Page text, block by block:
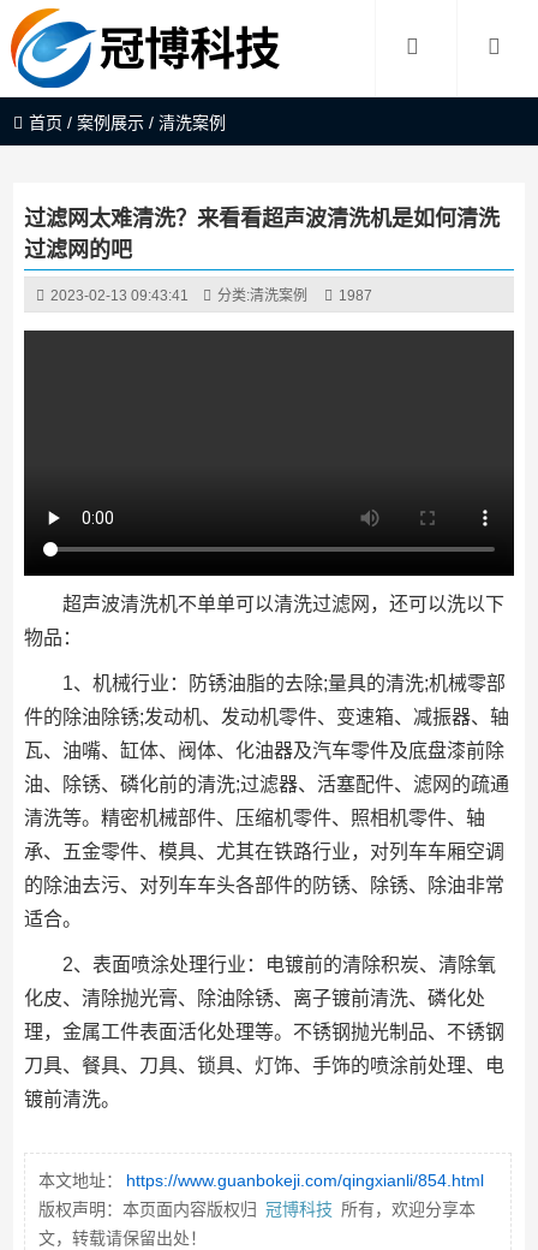
首页 /案例展示 /清洗案例
过滤网太难清洗？来看看超声波清洗机是如何清洗
过滤网的吧
2023-02-13 09:43:41 分类:清洗案例 1987
超声波清洗机不单单可以清洗过滤网，还可以洗以下
物品：
1、机械行业：防锈油脂的去除;量具的清洗;机械零部
件的除油除锈;发动机、发动机零件、变速箱、减振器、轴
瓦、油嘴、缸体、阀体、化油器及汽车零件及底盘漆前除
油、除锈、磷化前的清洗;过滤器、活塞配件、滤网的疏通
清洗等。精密机械部件、压缩机零件、照相机零件、轴
承、五金零件、模具、尤其在铁路行业，对列车车厢空调
的除油去污、对列车车头各部件的防锈、除锈、除油非常
适合。
2、表面喷涂处理行业：电镀前的清除积炭、清除氧
化皮、清除抛光膏、除油除锈、离子镀前清洗、磷化处
理，金属工件表面活化处理等。不锈钢抛光制品、不锈钢
刀具、餐具、刀具、锁具、灯饰、手饰的喷涂前处理、电
镀前清洗。
本文地址：
https://www.guanbokeji.com/qingxianli/854.html
版权声明：本页面内容版权归 冠博科技 所有，欢迎分享本
文，转载请保留出处！